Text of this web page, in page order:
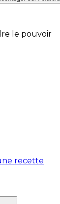
le pouvoir
recette